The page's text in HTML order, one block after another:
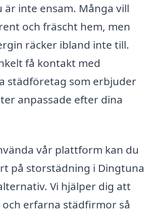
är inte ensam. Många vill
och fräscht hem, men
räcker ibland inte till.
få kontakt med
städföretag som erbjuder
anpassade efter dina
vår plattform kan du
på storstädning i Dingtuna
Vi hjälper dig att
erfarna städfirmor så